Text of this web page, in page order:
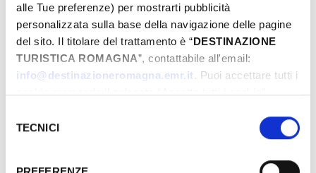
alle Tue preferenze) per mostrarti pubblicità
personalizzata sulla base della navigazione delle pagine
del sito. Il titolare del trattamento è “DESTINAZIONE
TURISTICA ROMAGNA”, contattabile all'email:
info@destinazioneromagna.emr.it. Puoi accettare tutti i
cookie premendo il pulsante “Accetta tutti i cookie”,
gestire le tue preferenze facendo clic su “Personalizza”.
Qualora acconsenti a tutti i cookie i Tuoi dati potranno
delTECNICI
STILL TO BE DETERMINED